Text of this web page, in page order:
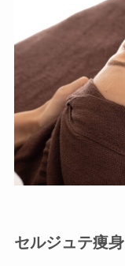
セルジュテ痩身